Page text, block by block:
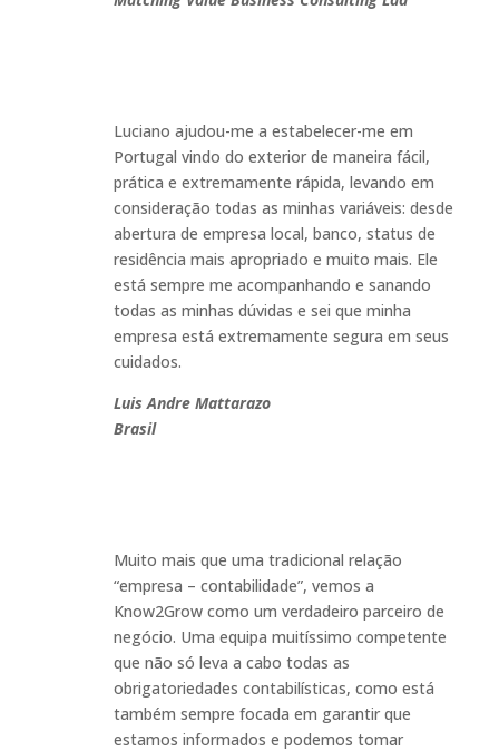
Luciano ajudou-me a estabelecer-me em
Portugal vindo do exterior de maneira fácil,
prática e extremamente rápida, levando em
consideração todas as minhas variáveis: desde
abertura de empresa local, banco, status de
residência mais apropriado e muito mais. Ele
está sempre me acompanhando e sanando
todas as minhas dúvidas e sei que minha
empresa está extremamente segura em seus
cuidados.
Luis Andre Mattarazo
Brasil
Muito mais que uma tradicional relação
“empresa – contabilidade”, vemos a
Know2Grow como um verdadeiro parceiro de
negócio. Uma equipa muitíssimo competente
que não só leva a cabo todas as
obrigatoriedades contabilísticas, como está
também sempre focada em garantir que
estamos informados e podemos tomar